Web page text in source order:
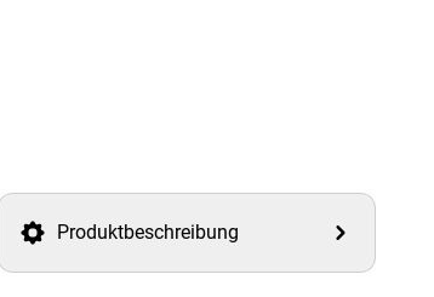
Produktbeschreibung